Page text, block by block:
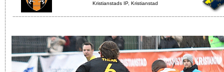
Kristianstads IP, Kristianstad